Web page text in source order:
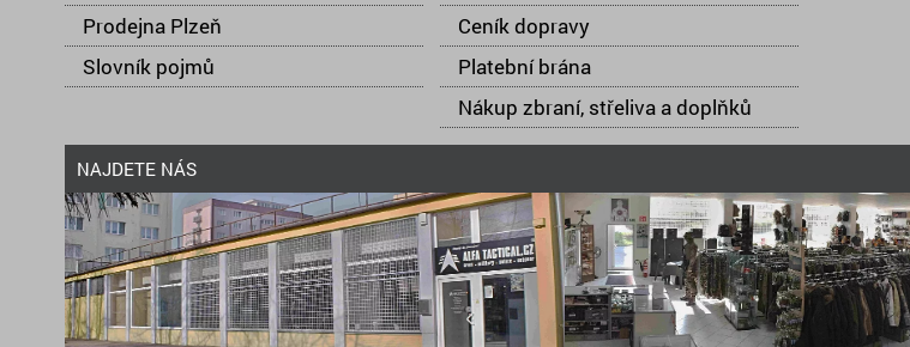
Prodejna Plzeň
Slovník pojmů
Ceník dopravy
Platební brána
Nákup zbraní, střeliva a doplňků
NAJDETE NÁS